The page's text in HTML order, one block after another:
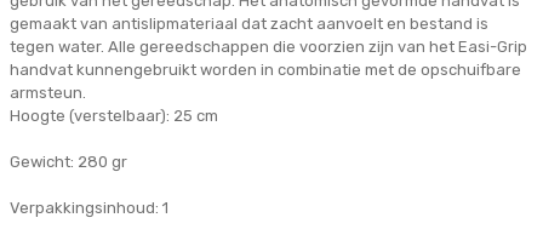
gemaakt van antislipmateriaal dat zacht aanvoelt en bestand is
tegen water. Alle gereedschappen die voorzien zijn van het Easi-Grip
handvat kunnengebruikt worden in combinatie met de opschuifbare
armsteun.
Hoogte (verstelbaar): 25 cm
Gewicht: 280 gr
Verpakkingsinhoud: 1